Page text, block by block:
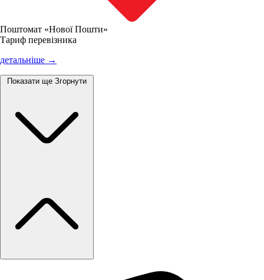
Поштомат «Нової Пошти»
Тариф перевізника
детальніше →
Показати ще Згорнути